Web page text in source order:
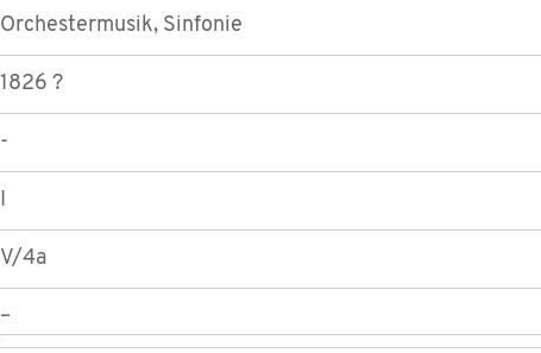
Orchestermusik, Sinfonie
1826 ?
-
I
V/4a
–